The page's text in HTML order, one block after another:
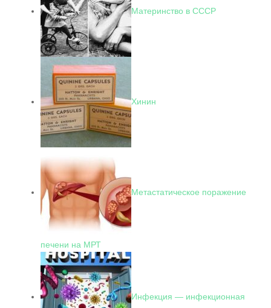
Материнство в СССР
Хинин
Метастатическое поражение
печени на МРТ
Инфекция — инфекционная